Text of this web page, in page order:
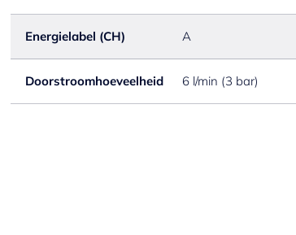
Energielabel (CH) A
Doorstroomhoeveelheid 6 l/min (3 bar)